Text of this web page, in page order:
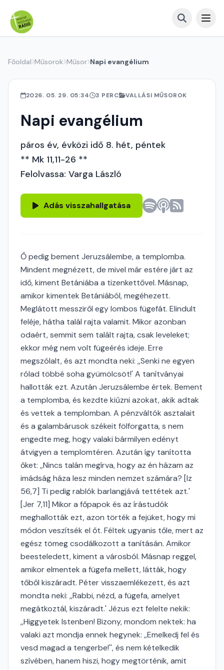
Főoldal Műsorok Műsor Napi evangélium
2026. 05. 29. 05:34 3 PERC VALLÁSI MŰSOROK
Napi evangélium
páros év, évközi idő 8. hét, péntek
** Mk 11,11-26 **
Felolvassa: Varga László
Adás visszahallgatása
Ő pedig bement Jeruzsálembe, a templomba.
Mindent megnézett, de mivel már estére járt az
idő, kiment Betániába a tizenkettővel. Másnap,
amikor kimentek Betániából, megéhezett.
Meglátott messziről egy lombos fügefát. Elindult
feléje, hátha talál rajta valamit. Mikor azonban
odaért, semmit sem talált rajta, csak leveleket;
ekkor még nem volt fügeérés ideje. Erre
megszólalt, és azt mondta neki: ,,Senki ne egyen
rólad többé soha gyümölcsöt!' A tanítványai
hallották ezt. Azután Jeruzsálembe értek. Bement
a templomba, és kezdte kiűzni azokat, akik adtak
és vettek a templomban. A pénzváltók asztalait
és a galambárusok székeit fölforgatta, s nem
engedte meg, hogy valaki bármilyen edényt
átvigyen a templomtéren. Azután így tanította
őket: ,,Nincs talán megírva, hogy az én házam az
imádság háza lesz minden nemzet számára? [Iz
56,7] Ti pedig rablók barlangjává tettétek azt.'
[Jer 7,11] Mikor a főpapok és az írástudók
meghallották ezt, azon törték a fejüket, hogy mi
módon veszítsék el őt. Féltek ugyanis tőle, mert az
egész tömeg csodálkozott a tanításán. Amikor
beesteledett, kiment a városból. Másnap reggel,
amikor elmentek a fügefa mellett, látták, hogy
tőből kiszáradt. Péter visszaemlékezett, és azt
mondta neki: ,,Rabbi, nézd, a fügefa, amelyet
megátkoztál, kiszáradt.' Jézus ezt felelte nekik:
,,Higgyetek Istenben! Bizony, mondom nektek: ha
valaki azt mondja ennek hegynek: ,,Emelkedj fel és
vesd magad a tengerbe!'', és nem kételkedik
szívében, hanem hiszi, hogy megtörténik, amit